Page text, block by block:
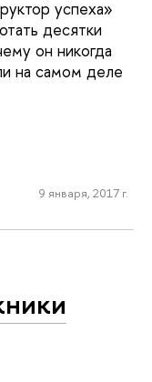
успеха»
десятки
он никогда
на самом деле
9 января, 2017 г.